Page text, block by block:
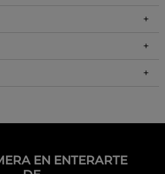
+
+
+
EN ENTERARTE